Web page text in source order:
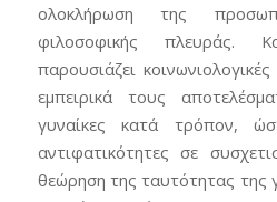
ολοκλήρωση της
φιλοσοφικής πλευράς.
παρουσιάζει
εμπειρικά τους
γυναίκες κατά τρόπον,
αντιφατικότητες σε
θεώρηση της ταυτότητας της